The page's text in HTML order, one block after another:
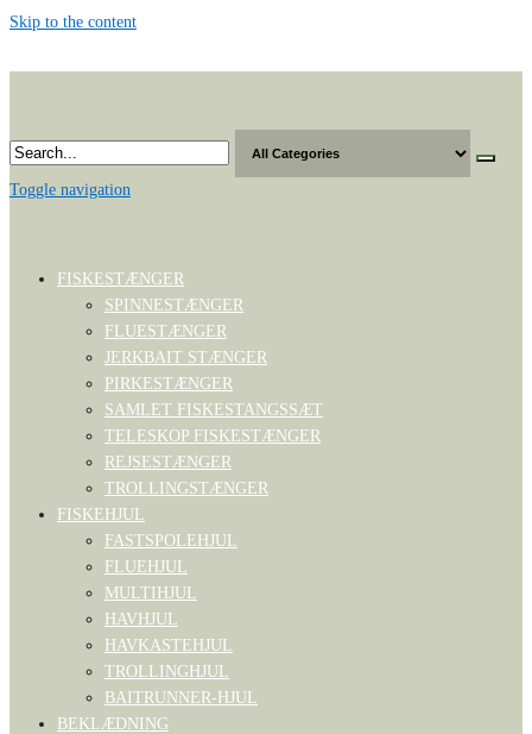
Skip to the content
Toggle navigation
FISKESTÆNGER
SPINNESTÆNGER
FLUESTÆNGER
JERKBAIT STÆNGER
PIRKESTÆNGER
SAMLET FISKESTANGSSÆT
TELESKOP FISKESTÆNGER
REJSESTÆNGER
TROLLINGSTÆNGER
FISKEHJUL
FASTSPOLEHJUL
FLUEHJUL
MULTIHJUL
HAVHJUL
HAVKASTEHJUL
TROLLINGHJUL
BAITRUNNER-HJUL
BEKLÆDNING